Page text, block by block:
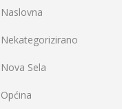
Naslovna
Nekategorizirano
Nova Sela
Općina